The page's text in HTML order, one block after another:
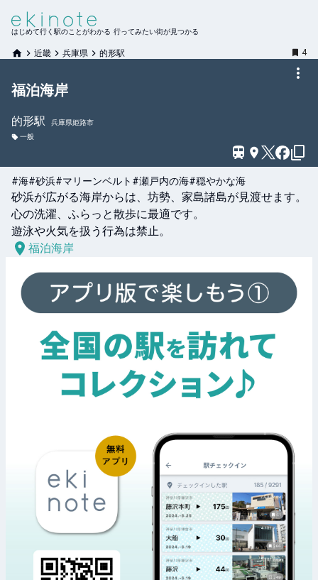
はじめて行く駅のことがわかる 行ってみたい街が見つかる
近畿 兵庫県 的形駅 4
福泊海岸
的形駅
兵庫県姫路市
一般
#海#砂浜#マリーンベルト #瀬戸内の海#穏やかな海
砂浜が広がる海岸からは、坊勢、家島諸島が見渡せます。
心の洗濯、ふらっと散歩に最適です。
遊泳や火気を扱う行為は禁止。
福泊海岸